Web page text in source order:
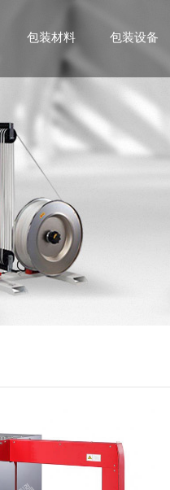
包装材料 包装设备